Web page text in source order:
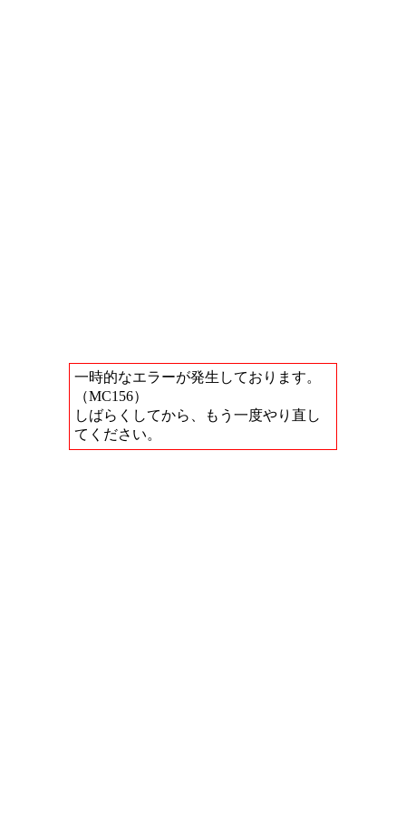
一時的なエラーが発生しております。
（MC156）
しばらくしてから、もう一度やり直し
てください。